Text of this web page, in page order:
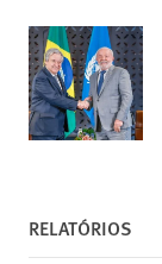
RELATÓRIOS